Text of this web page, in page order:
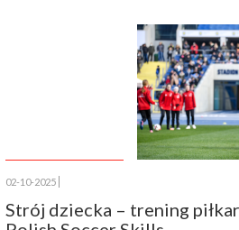
02-10-2025
Strój dziecka – trening